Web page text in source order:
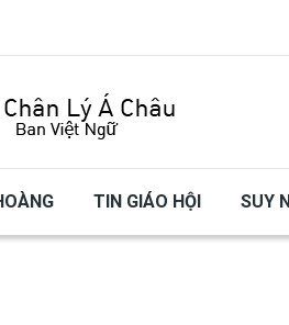
TIN GIÁO HỘI SUY